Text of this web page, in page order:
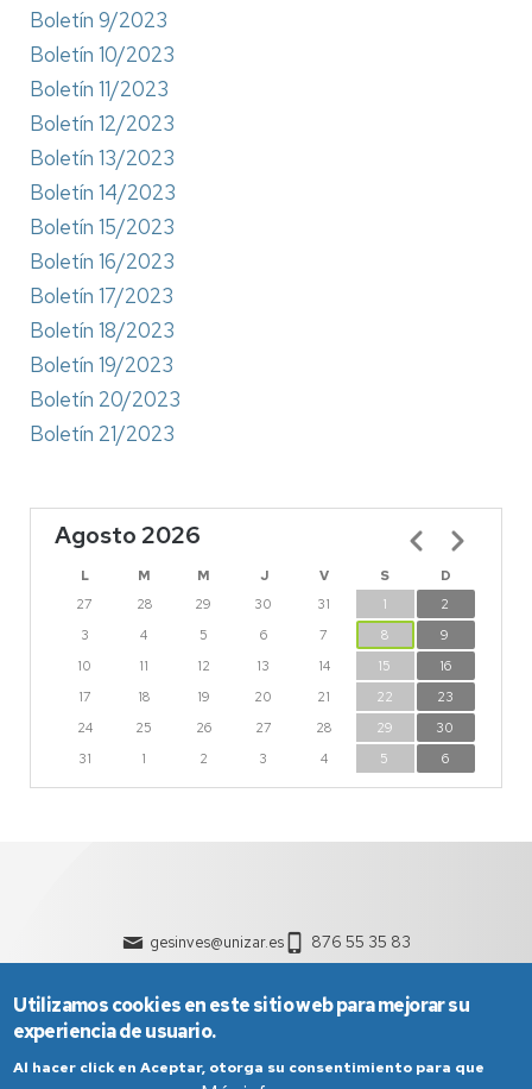
Boletín 9/2023
Boletín 10/2023
Boletín 11/2023
Boletín 12/2023
Boletín 13/2023
Boletín 14/2023
Boletín 15/2023
Boletín 16/2023
Boletín 17/2023
Boletín 18/2023
Boletín 19/2023
Boletín 20/2023
Boletín 21/2023
Agosto 2026
L M M J V S
D
27
28 29 30 31 1
2
3
4 5 6 7 8
9
10
11 12 13 14 15
16
17
18 19 20 21 22
23
24
25 26 27 28 29
30
31
1 2 3 4 5 6
Paginación
gesinves@unizar.es 876 55 35 83
Utilizamos cookies en este sitio web para mejorar su
experiencia de usuario.
Al hacer click en Aceptar, otorga su consentimiento para que